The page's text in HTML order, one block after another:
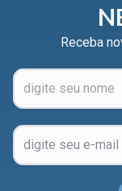
Receba